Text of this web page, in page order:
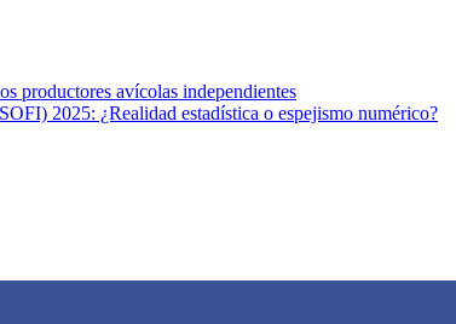
productores avícolas independientes
2025: ¿Realidad estadística o espejismo numérico?